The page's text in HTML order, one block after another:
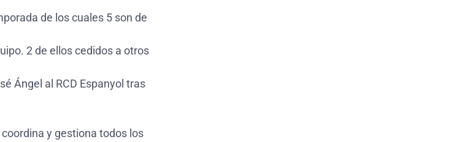
de los cuales 5 son de
2 de ellos cedidos a otros
Ángel al RCD Espanyol tras
y gestiona todos los